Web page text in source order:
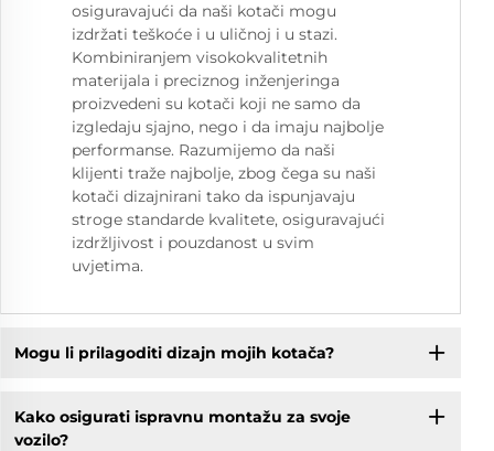
osiguravajući da naši kotači mogu
izdržati teškoće i u uličnoj i u stazi.
Kombiniranjem visokokvalitetnih
materijala i preciznog inženjeringa
proizvedeni su kotači koji ne samo da
izgledaju sjajno, nego i da imaju najbolje
performanse. Razumijemo da naši
klijenti traže najbolje, zbog čega su naši
kotači dizajnirani tako da ispunjavaju
stroge standarde kvalitete, osiguravajući
izdržljivost i pouzdanost u svim
uvjetima.
Mogu li prilagoditi dizajn mojih kotača?
Kako osigurati ispravnu montažu za svoje
vozilo?